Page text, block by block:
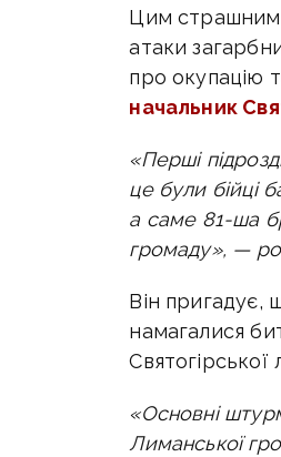
Цим страшним
атаки
про окупацію
начальник
«Перші
це були бійці
а саме 81-ша
громаду», —
Він пригадує,
намагалися
Святогірської
«Основні
Лиманської